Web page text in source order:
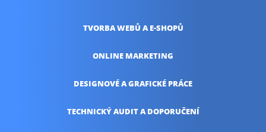
TVORBA WEBŮ A E-SHOPŮ
ONLINE MARKETING
DESIGNOVÉ AGRAFICKÉ PRÁCE
TECHNICKÝ AUDITA DOPORUČENÍ